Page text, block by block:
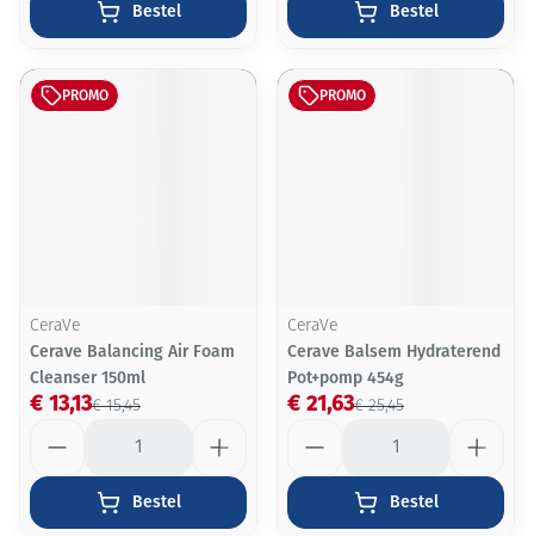
Bestel Bestel
PROMO
CeraVe
Cerave Balancing Air Foam
Cleanser 150ml
€ 15,45
€ 13,13
Bestel
PROMO
CeraVe
Cerave Balsem Hydraterend
Pot+pomp 454g
€ 25,45
€ 21,63
Bestel